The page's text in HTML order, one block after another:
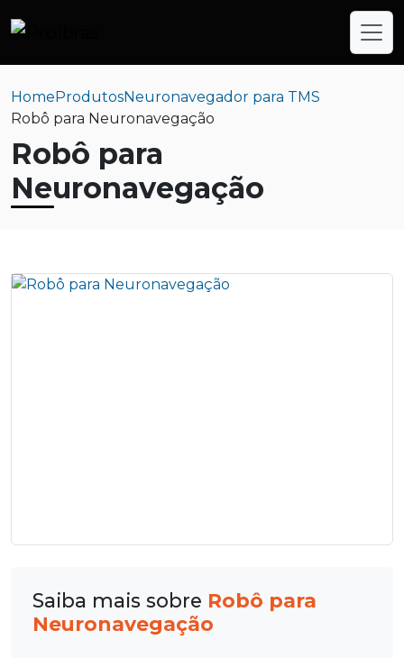
HomeProdutosNeuronavegador para TMS
Robô para Neuronavegação
Robô para
Neuronavegação
Saiba mais sobre Robô para
Neuronavegação